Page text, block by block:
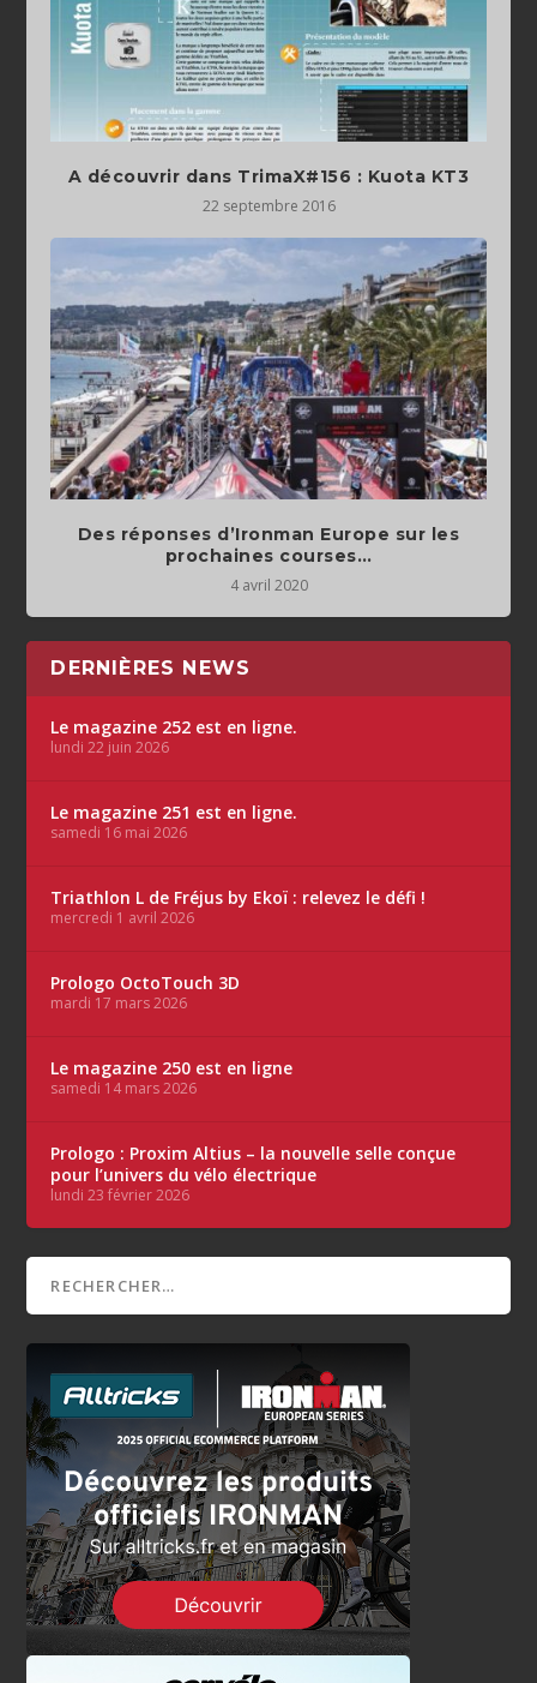
A découvrir dans TrimaX#156 : Kuota KT3
22 septembre 2016
Des réponses d’Ironman Europe sur les
prochaines courses…
4 avril 2020
DERNIÈRES NEWS
Le magazine 252 est en ligne.
lundi 22 juin 2026
Le magazine 251 est en ligne.
samedi 16 mai 2026
Triathlon L de Fréjus by Ekoï : relevez le défi !
mercredi 1 avril 2026
Prologo OctoTouch 3D
mardi 17 mars 2026
Le magazine 250 est en ligne
samedi 14 mars 2026
Prologo : Proxim Altius – la nouvelle selle conçue
pour l’univers du vélo électrique
lundi 23 février 2026